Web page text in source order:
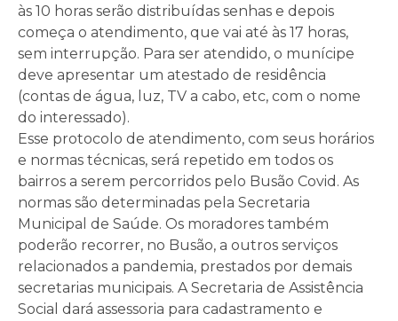
às 10 horas serão distribuídas senhas e depois
começa o atendimento, que vai até às 17 horas,
sem interrupção. Para ser atendido, o munícipe
deve apresentar um atestado de residência
(contas de água, luz, TV a cabo, etc, com o nome
do interessado).
Esse protocolo de atendimento, com seus horários
e normas técnicas, será repetido em todos os
bairros a serem percorridos pelo Busão Covid. As
normas são determinadas pela Secretaria
Municipal de Saúde. Os moradores também
poderão recorrer, no Busão, a outros serviços
relacionados a pandemia, prestados por demais
secretarias municipais. A Secretaria de Assistência
Social dará assessoria para cadastramento e